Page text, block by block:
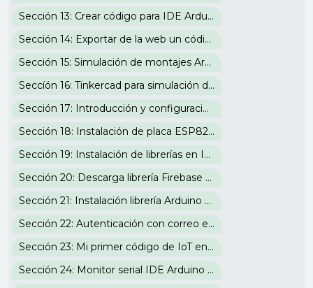
Sección 13: Crear código para IDE Arduino en la web
Sección 14: Exportar de la web un código para el IDE de Arduino
Sección 15: Simulación de montajes Arduino en la web
Seccíón 16: Tinkercad para simulación de código en placas de Arduino
Sección 17: Introducción y configuración en IDE Arduino a la placa IoT ESP8266
Sección 18: Instalación de placa ESP8266 en IDE Arduino
Sección 19: Instalación de librerías en IDE Arduino
Sección 20: Descarga librería Firebase para IoT en IDE Arduino
Sección 21: Instalación librería Arduino Json en IDE y acceso a Firebase
Sección 22: Autenticación con correo electrónico Firebase
Sección 23: Mi primer código de IoT en IDE Arduino
Sección 24: Monitor serial IDE Arduino y configuración de WiFi